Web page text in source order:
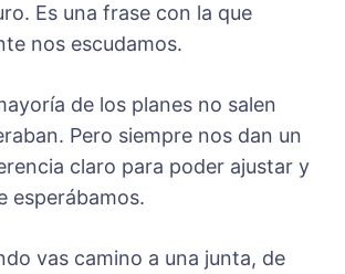
Es una frase con la que
nos escudamos.
de los planes no salen
Pero siempre nos dan un
claro para poder ajustar y
esperábamos.
vas camino a una junta, de